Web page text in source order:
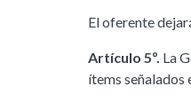
El oferente
Artículo 5º. La
ítems señalados